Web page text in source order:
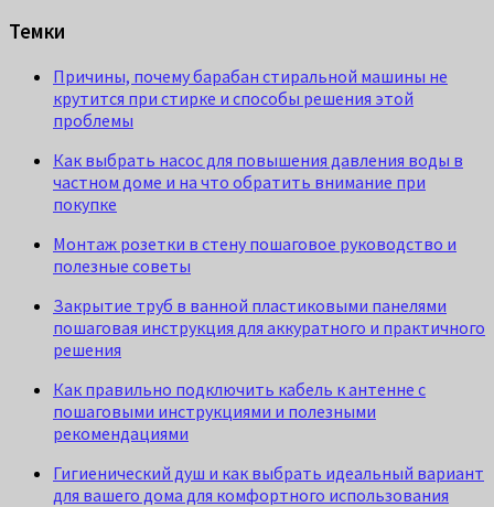
Темки
Причины, почему барабан стиральной машины не
крутится при стирке и способы решения этой
проблемы
Как выбрать насос для повышения давления воды в
частном доме и на что обратить внимание при
покупке
Монтаж розетки в стену пошаговое руководство и
полезные советы
Закрытие труб в ванной пластиковыми панелями
пошаговая инструкция для аккуратного и практичного
решения
Как правильно подключить кабель к антенне с
пошаговыми инструкциями и полезными
рекомендациями
Гигиенический душ и как выбрать идеальный вариант
для вашего дома для комфортного использования